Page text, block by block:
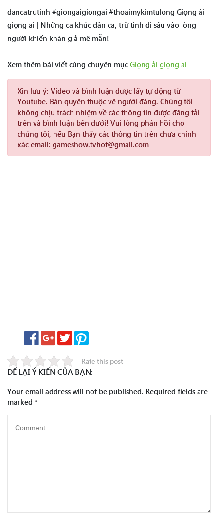
dancatrutinh #giongaigiongai #thoaimykimtulong Giọng ải
giọng ai | Những ca khúc dân ca, trữ tình đi sâu vào lòng
người khiến khán giả mê mẫn!
Xem thêm bài viết cùng chuyên mục Giọng ải giọng ai
Xin lưu ý: Video và bình luận được lấy tự động từ
Youtube. Bản quyền thuộc về người đăng. Chúng tôi
không chịu trách nhiệm về các thông tin được đăng tải
trên và bình luận bên dưới! Vui lòng phản hồi cho
chúng tôi, nếu Bạn thấy các thông tin trên chưa chính
xác email: gameshow.tvhot@gmail.com
Rate this post
ĐỂ LẠI Ý KIẾN CỦA BẠN:
Your email address will not be published. Required fields are
marked *